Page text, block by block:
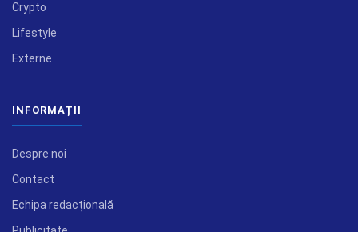
Crypto
Lifestyle
Externe
INFORMAȚII
Despre noi
Contact
Echipa redacțională